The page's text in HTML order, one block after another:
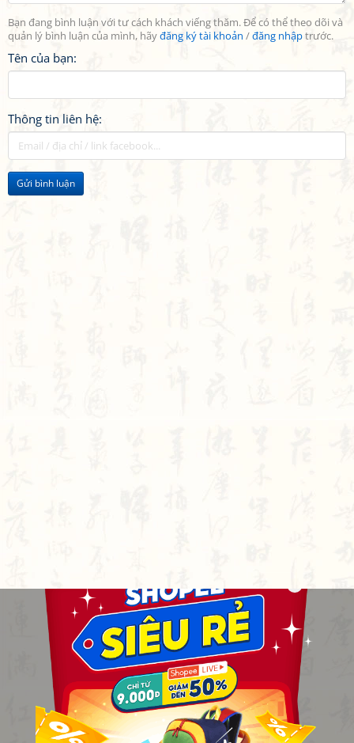
Bạn đang bình luận với tư cách khách viếng thăm. Để có thể theo dõi và
quản lý bình luận của mình, hãyđăng ký tài khoản /đăng nhậptrước.
Tên của bạn:
Thông tin liên hệ:
Gửi bình luận